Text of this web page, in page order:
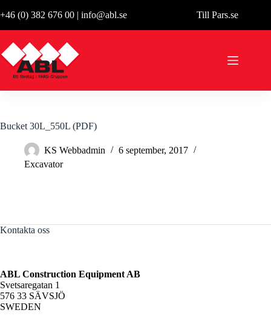
till
+46 (0) 382 676 00 | info@abl.se Till Pars.se
Bucket 30L_550L (PDF)
KS Webbadmin
6 september, 2017
Excavator
Kontakta oss
ABL Construction Equipment AB
Svetsaregatan 1
576 33 SÄVSJÖ
SWEDEN